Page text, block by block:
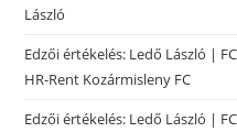
László
Edzői értékelés: Ledő László |
HR-Rent Kozármisleny FC
Edzői értékelés: Ledő László |